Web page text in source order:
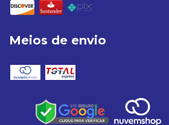
Meios de envio